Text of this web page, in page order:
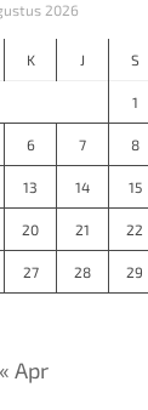
2026
K J S
1
6 7 8
13 14 15
20 21 22
27 28 29
« Apr